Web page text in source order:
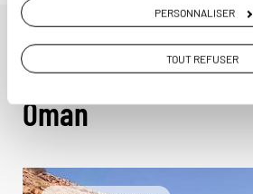
PERSONNALISER
TOUT REFUSER
Idées de voyage à
Oman